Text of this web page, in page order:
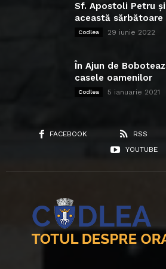
Sf. Apostoli Petru
această
Codlea 29 iunie 2022
În Ajun de
casele oamenilor
Codlea 5 ianuarie 2021
FACEBOOK RSS
YOUTUBE